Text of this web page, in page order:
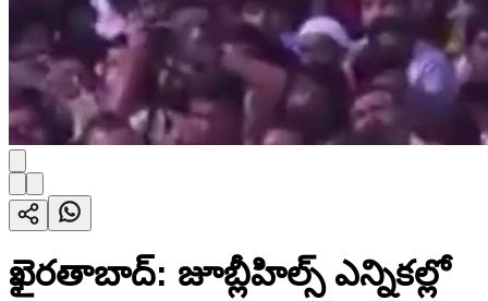
ఖైరతాబాద్: జూబ్లీహిల్స్ ఎన్నికల్లో